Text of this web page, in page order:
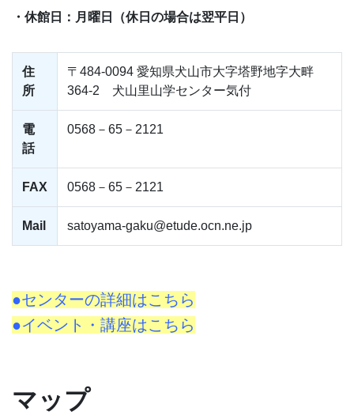
・休館日：月曜日（休日の場合は翌平日）
住
所
〒484-0094 愛知県犬山市大字塔野地字大畔
364-2 犬山里山学センター気付
電
話
0568－65－2121
FAX 0568－65－2121
Mail satoyama-gaku@etude.ocn.ne.jp
●センターの詳細はこちら
●イベント・講座はこちら
マップ